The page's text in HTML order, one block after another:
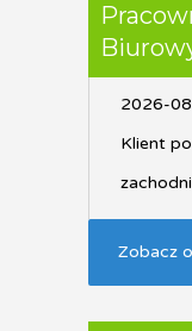
2026-
Klient
Zobacz